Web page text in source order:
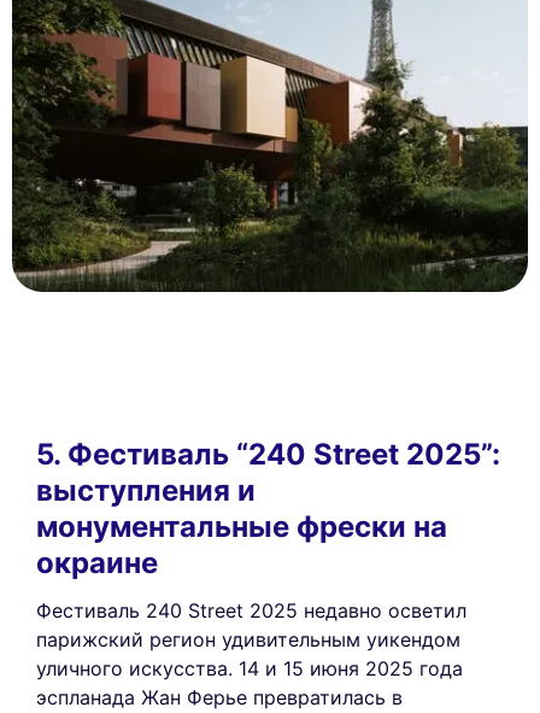
5. Фестиваль “240 Street 2025”:
выступления и
монументальные фрески на
окраине
Фестиваль 240 Street 2025 недавно осветил
парижский регион удивительным уикендом
уличного искусства. 14 и 15 июня 2025 года
эспланада Жан Ферье превратилась в